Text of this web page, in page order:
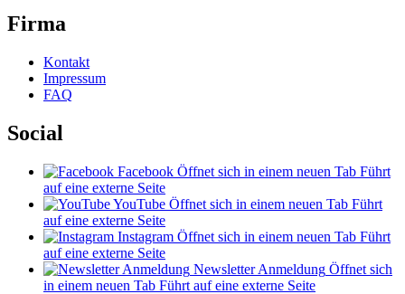
Firma
Kontakt
Impressum
FAQ
Social
Facebook Öffnet sich in einem neuen Tab Führt
auf eine externe Seite
YouTube Öffnet sich in einem neuen Tab Führt
auf eine externe Seite
Instagram Öffnet sich in einem neuen Tab Führt
auf eine externe Seite
Newsletter Anmeldung Öffnet sich
in einem neuen Tab Führt auf eine externe Seite